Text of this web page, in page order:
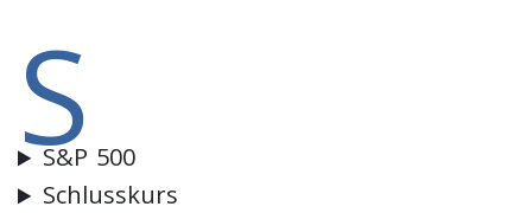
S
S&P 500
Schlusskurs